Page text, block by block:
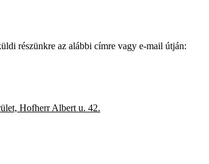
részünkre az alábbi címre vagy e-mail útján:
Hofherr Albert u. 42.